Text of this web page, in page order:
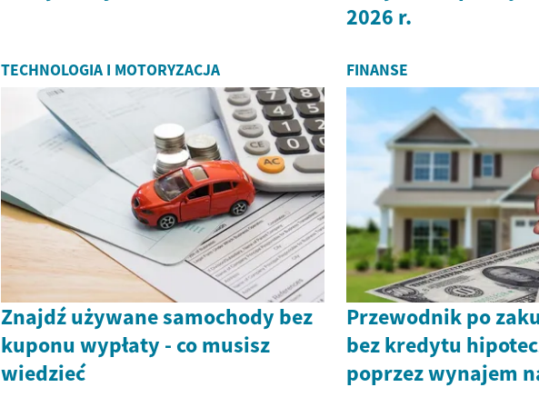
2026 r.
TECHNOLOGIA I MOTORYZACJA
Znajdź używane samochody bez
kuponu wypłaty - co musisz
wiedzieć
FINANSE
Przewodnik po
bez kredytu
poprzez wynajem